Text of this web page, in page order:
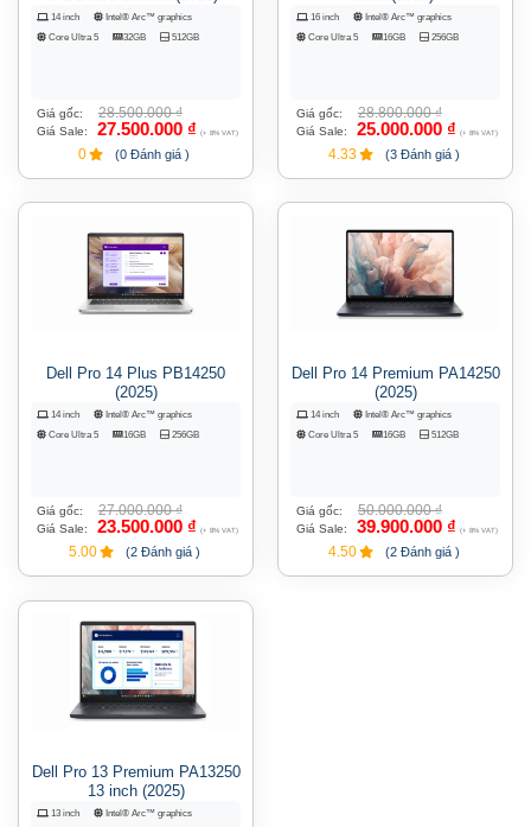
14 inch
Intel® Arc™ graphics
Core Ultra 5
32GB 512GB
Giá gốc: 28.500.000₫
Giá Sale: 27.500.000 ₫ (+ 8% VAT)
0 (0 Đánh giá )
16 inch
Intel® Arc™ graphics
Core Ultra 5
16GB 256GB
Giá gốc: 28.800.000₫
Giá Sale: 25.000.000 ₫ (+ 8% VAT)
4.33 (3 Đánh giá )
Dell Pro 14 Plus PB14250
(2025)
14 inch
Intel® Arc™ graphics
Core Ultra 5
16GB 256GB
Giá gốc: 27.000.000₫
Giá Sale: 23.500.000 ₫ (+ 8% VAT)
5.00 (2 Đánh giá )
Dell Pro 14 Premium PA14250
(2025)
14 inch
Intel® Arc™ graphics
Core Ultra 5
16GB 512GB
Giá gốc: 50.000.000₫
Giá Sale: 39.900.000 ₫ (+ 8% VAT)
4.50 (2 Đánh giá )
Dell Pro 13 Premium PA13250
13 inch (2025)
13 inch
Intel® Arc™ graphics